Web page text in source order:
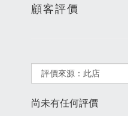
顧客評價
尚未有任何評價